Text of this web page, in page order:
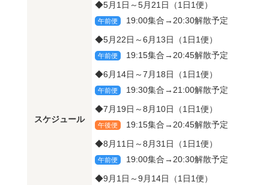
スケジュール
◆5月1日～5月21日（1日1便）
午前便 19:00集合→20:30解散予定
◆5月22日～6月13日（1日1便）
午前便 19:15集合→20:45解散予定
◆6月14日～7月18日（1日1便）
午前便 19:30集合→21:00解散予定
◆7月19日～8月10日（1日1便）
午後便 19:15集合→20:45解散予定
◆8月11日～8月31日（1日1便）
午前便 19:00集合→20:30解散予定
◆9月1日～9月14日（1日1便）